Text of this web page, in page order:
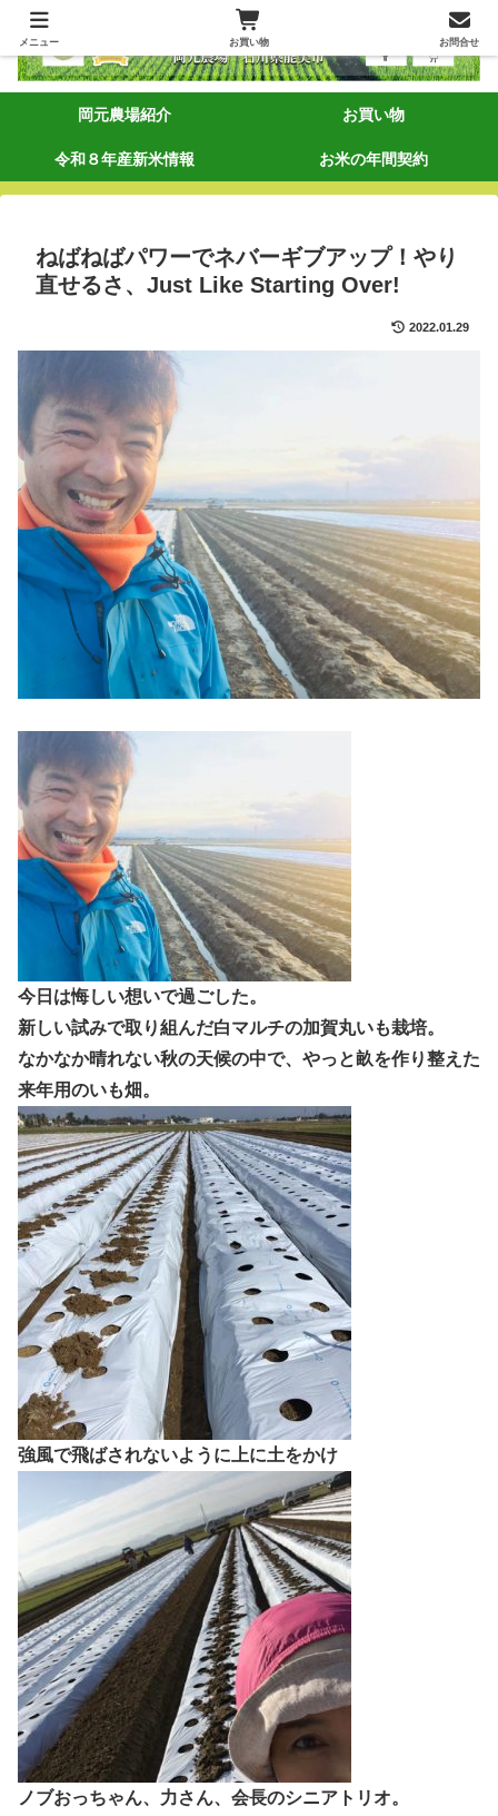
岡元農場紹介 お買い物
令和８年産新米情報 お米の年間契約
ねばねばパワーでネバーギブアップ！やり
直せるさ、Just Like Starting Over!
2022.01.29
今日は悔しい想いで過ごした。
新しい試みで取り組んだ白マルチの加賀丸いも栽培。
なかなか晴れない秋の天候の中で、やっと畝を作り整えた
来年用のいも畑。
強風で飛ばされないように上に土をかけ
ノブおっちゃん、力さん、会長のシニアトリオ。
メニュー お買い物 お問合せ